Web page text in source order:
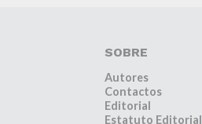
SOBRE
Autores
Contactos
Editorial
Estatuto Editorial